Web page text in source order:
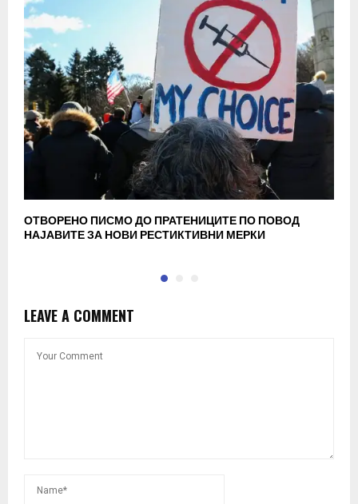
ОТВОРЕНО ПИСМО ДО ПРАТЕНИЦИТЕ ПО ПОВОД
НАЈАВИТЕ ЗА НОВИ РЕСТИКТИВНИ МЕРКИ
LEAVE A COMMENT